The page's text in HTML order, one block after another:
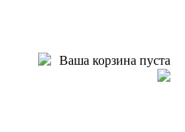
Ваша корзина пуста